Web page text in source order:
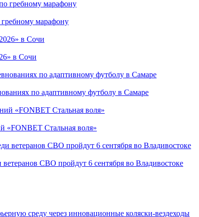
марафону
в Сочи
по адаптивному футболу в Самаре
«FONBET Стальная воля»
СВО пройдут 6 сентября во Владивостоке